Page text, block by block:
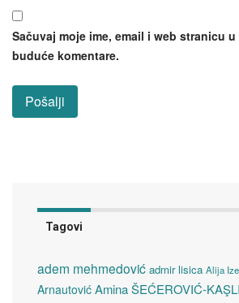
Sačuvaj moje ime, email i web stranicu
buduće komentare.
Tagovi
adem mehmedović admir lisica Alija
Arnautović Amina ŠEĆEROVIĆ-KAŞLI